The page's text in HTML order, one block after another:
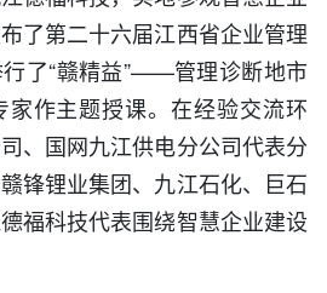
了第二十六届江西省企业管理
了“赣精益”——管理诊断地市
作主题授课。在经验交流环
、国网九江供电分公司代表分
锋锂业集团、九江石化、巨石
福科技代表围绕智慧企业建设